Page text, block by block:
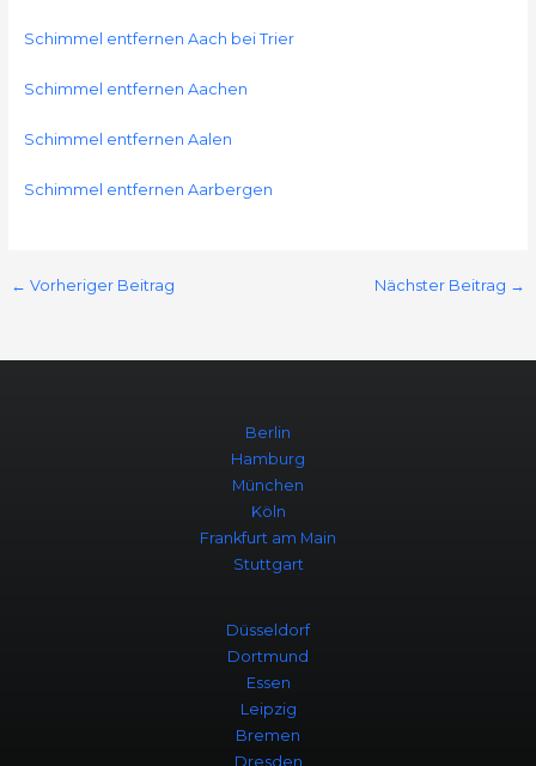
Schimmel entfernen Aach bei Trier
Schimmel entfernen Aachen
Schimmel entfernen Aalen
Schimmel entfernen Aarbergen
← Vorheriger Beitrag Nächster Beitrag →
Berlin
Hamburg
München
Köln
Frankfurt am Main
Stuttgart
Düsseldorf
Dortmund
Essen
Leipzig
Bremen
Dresden